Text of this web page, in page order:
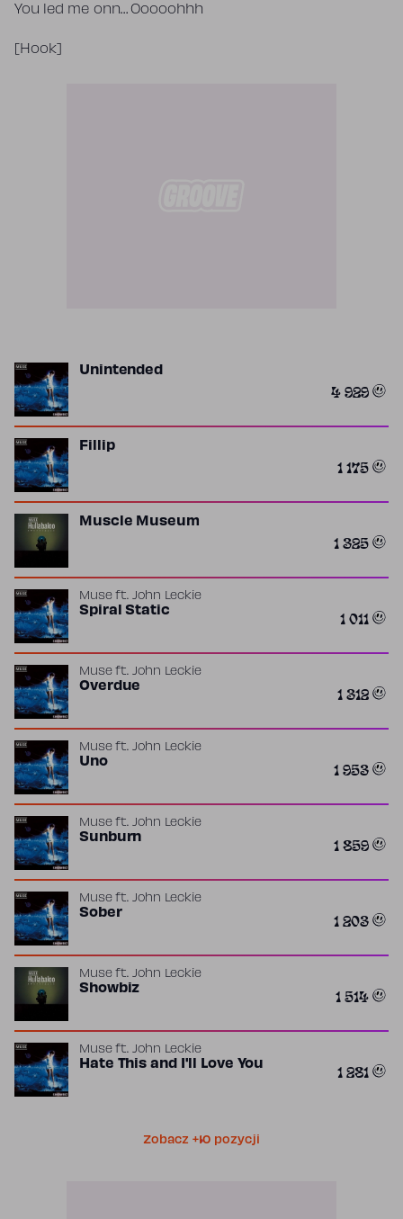
You led me onn… Ooooohhh
[Hook]
Unintended
4 929
Fillip
1 175
Muscle Museum
1 325
Museft.John Leckie
Spiral Static 1 011
Museft.John Leckie
Overdue 1 312
Museft.John Leckie
Uno 1 953
Museft.John Leckie
Sunburn 1 859
Museft.John Leckie
Sober 1 203
Museft.John Leckie
Showbiz 1 514
Museft.John Leckie
Hate This and I'll Love You 1 281
Zobacz +10 pozycji